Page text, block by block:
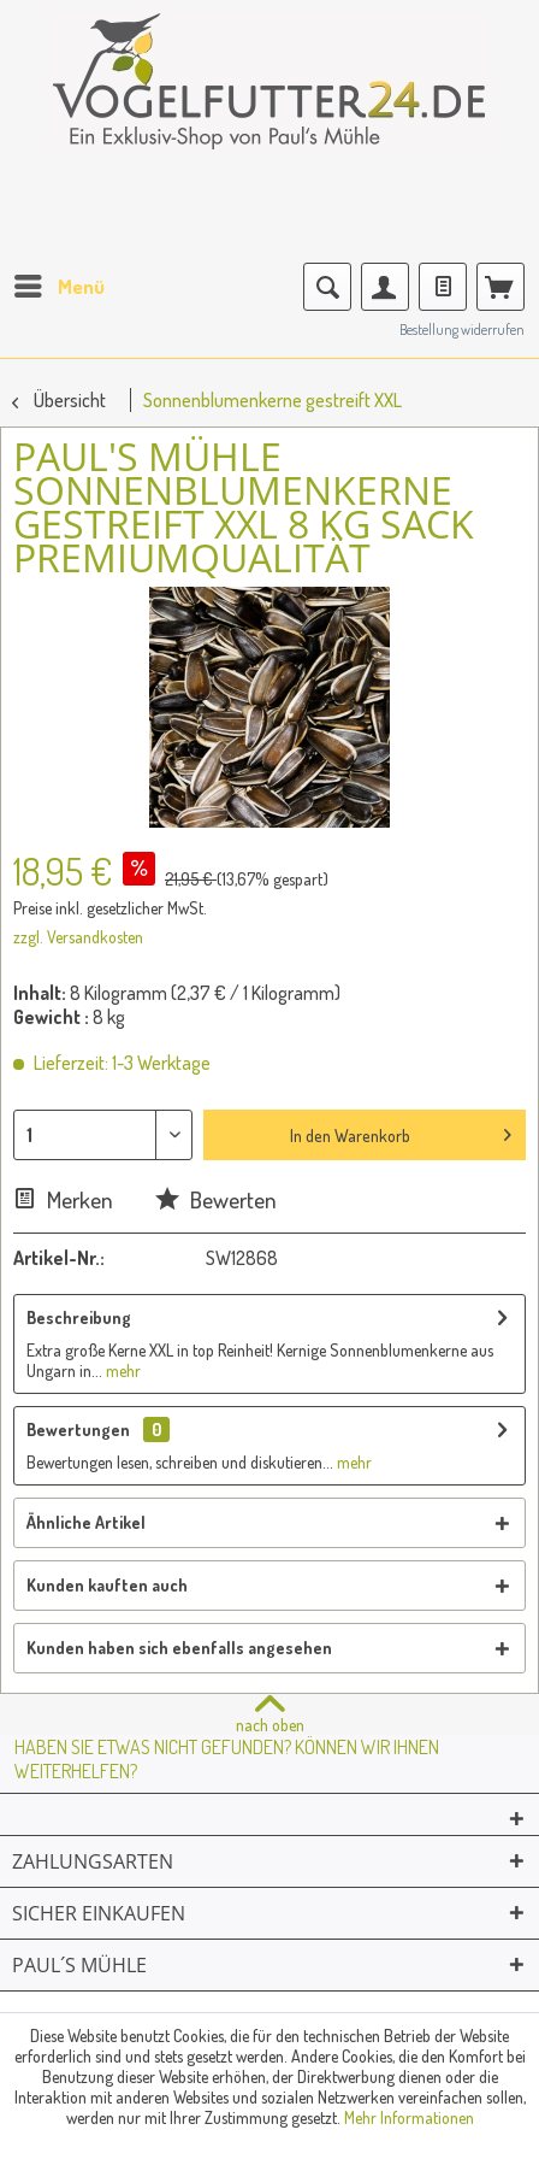
Menü
Bestellung widerrufen
Übersicht Sonnenblumenkerne gestreift XXL
PAUL'S MÜHLE
SONNENBLUMENKERNE
GESTREIFT XXL 8 KG SACK
PREMIUMQUALITÄT
18,95 € 21,95 €(13,67% gespart)
Preise inkl. gesetzlicher MwSt.
zzgl. Versandkosten
Inhalt: 8 Kilogramm (2,37 € / 1 Kilogramm)
Gewicht : 8 kg
Lieferzeit: 1-3 Werktage
In den Warenkorb
Merken Bewerten
Artikel-Nr.: SW12868
Beschreibung
Extra große Kerne XXL in top Reinheit! Kernige Sonnenblumenkerne aus
Ungarn in...
mehr
Bewertungen
0
Bewertungen lesen, schreiben und diskutieren...
mehr
Ähnliche Artikel
Kunden kauften auch
Kunden haben sich ebenfalls angesehen
nach oben
HABEN SIE ETWAS NICHT GEFUNDEN? KÖNNEN WIR IHNEN
WEITERHELFEN?
ZAHLUNGSARTEN
SICHER EINKAUFEN
PAUL´S MÜHLE
© Paul's Mühle | Inhaber: Christof Paul e.K. | Westring 2 | 45659
Recklinghausen
Fax: 02361 -28831 | E-Mail: info@pauls-muehle.de
Diese Website benutzt Cookies, die für den technischen Betrieb der Website
erforderlich sind und stets gesetzt werden. Andere Cookies, die den Komfort bei
Benutzung dieser Website erhöhen, der Direktwerbung dienen oder die
Interaktion mit anderen Websites und sozialen Netzwerken vereinfachen sollen,
werden nur mit Ihrer Zustimmung gesetzt. Mehr Informationen